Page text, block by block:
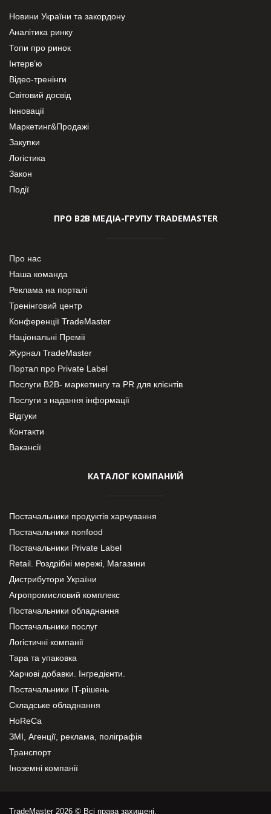
Новини України та закордону
Аналітика ринку
Топи про ринок
Інтерв’ю
Відео-тренінги
Світовий досвід
Інновації
Маркетинг&Продажі
Закупки
Логістика
Закон
Події
ПРО В2В МЕДІА-ГРУПУ TRADEMASTER
Про нас
Наша команда
Реклама на порталі
Тренінговий центр
Конференції TradeMaster
Національні Премії
Журнал TradeMaster
Портал про Private Label
Послуги В2В- маркетингу та PR для клієнтів
Послуги з надання інформації
Відгуки
Контакти
Вакансії
КАТАЛОГ КОМПАНИЙ
Постачальники продуктів харчування
Постачальники nonfood
Постачальники Private Label
Retail. Роздрібні мережі, Магазини
Дистрибутори України
Агропромисловий комплекс
Постачальники обладнання
Постачальники послуг
Логістичні компанії
Тара та упаковка
Харчові добавки. Інгредієнти.
Постачальники IT-рішень
Складське обладнання
HoReCa
ЗМІ, Агенції, реклама, поліграфія
Транспорт
Іноземні компанії
TradeMaster 2026 © Всі права захищені.